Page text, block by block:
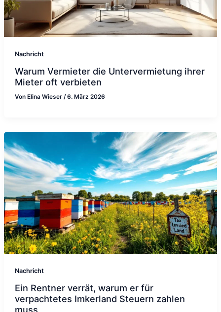
Nachricht
Warum Vermieter die Untervermietung ihrer
Mieter oft verbieten
Von Elina Wieser /6. März 2026
Nachricht
Ein Rentner verrät, warum er für
verpachtetes Imkerland Steuern zahlen
muss